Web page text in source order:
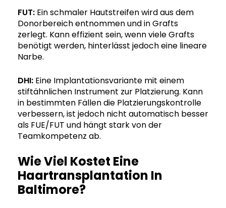
FUT: Ein schmaler Hautstreifen wird aus dem
Donorbereich entnommen und in Grafts
zerlegt. Kann effizient sein, wenn viele Grafts
benötigt werden, hinterlässt jedoch eine lineare
Narbe.
DHI: Eine Implantationsvariante mit einem
stiftähnlichen Instrument zur Platzierung. Kann
in bestimmten Fällen die Platzierungskontrolle
verbessern, ist jedoch nicht automatisch besser
als FUE/FUT und hängt stark von der
Teamkompetenz ab.
Wie Viel Kostet Eine
Haartransplantation In
Baltimore?